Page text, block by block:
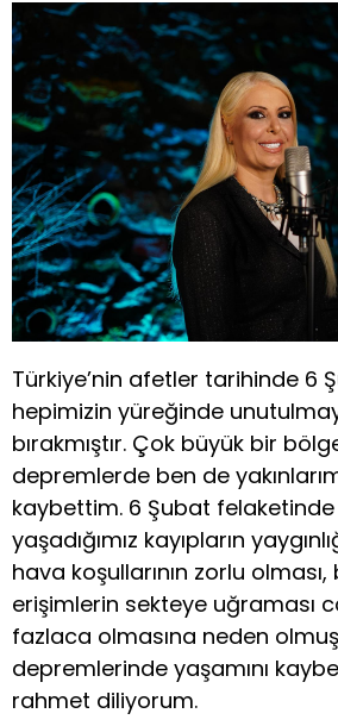
Türkiye’nin afetler tarihinde 6
hepimizin yüreğinde
bırakmıştır. Çok büyük bir
depremlerde ben de
kaybettim. 6 Şubat
yaşadığımız kayıpların
hava koşullarının zorlu
erişimlerin sekteye uğraması
fazlaca olmasına neden
depremlerinde yaşamını
rahmet diliyorum.